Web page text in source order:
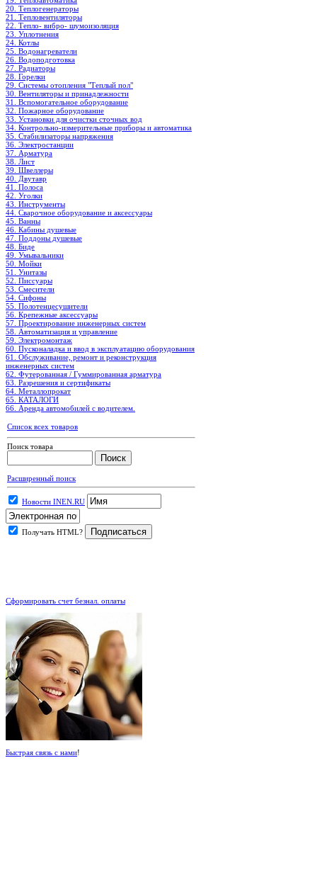
20. Теплогенераторы
21. Тепловентиляторы
22. Тепло- вибро- шумоизоляция
23. Уплотнения
24. Котлы
25. Водонагреватели
26. Водоподготовка
27. Радиаторы
28. Горелки
29. Системы отопления "Теплый пол"
30. Вентиляторы и принадлежности
31. Вспомогательное оборудование
32. Пожарное оборудование
33. Установки для очистки сточных вод
34. Контрольно-измерительные приборы и автоматика
35. Стабилизаторы напряжения
36. Электростанции
37. Арматура
38. Лист
39. Швеллеры
40. Двутавр
41. Полоса
42. Уголки
43. Инструменты
44. Сварочное оборудование и аксессуары
45. Ванны
46. Кабины душевые
47. Поддоны душевые
48. Биде
49. Умывальники
50. Мойки
51. Унитазы
52. Писсуары
53. Смесители
54. Сифоны
55. Полотенцесушители
56. Крепежные аксессуары
57. Проектирование инженерных систем
58. Автоматизация и управление
59. Электромонтаж
60. Пусконаладка и ввод в эксплуатацию оборудования
61. Обслуживание, ремонт и реконструкция
инженерных систем
62. Футерованная / Гуммированная арматура
63. Разрешения и сертификаты
64. Металлопрокат
65. КАТАЛОГИ
66. Аренда автомобилей с водителем.
Список всех товаров
Поиск товара
Расширенный поиск
Новости INEN.RU
Получать HTML?
Сформировать счет безнал. оплаты
Быстрая связь с нами!